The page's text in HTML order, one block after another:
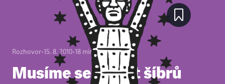
Rozhovor•15. 8. 2010•18 minut
Musíme se zbavit šíbrů